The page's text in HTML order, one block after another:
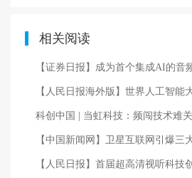
相关阅读
科创中国 | 当虹科技：频闯技术难
【人民日报】首届超高清视听科技